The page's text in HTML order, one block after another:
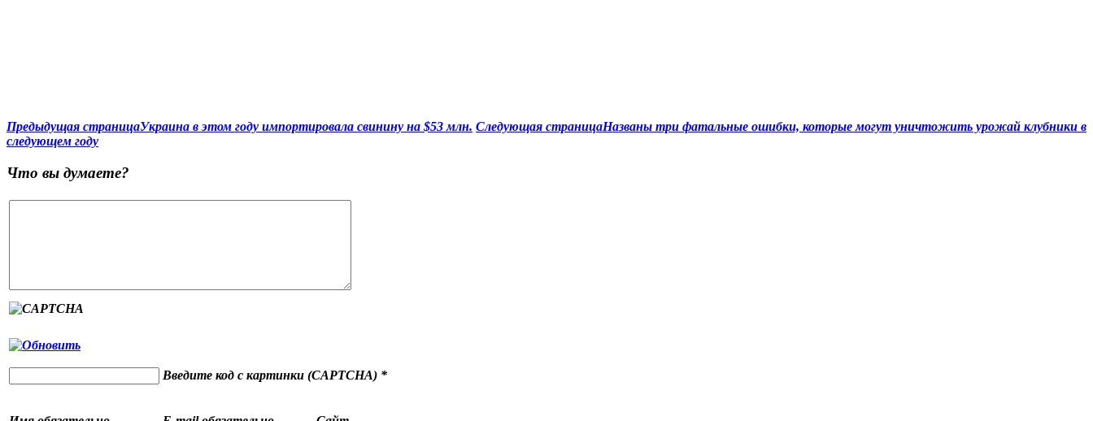
Предыдущая страницаУкраина в этом году импортировала свинину на $53 млн. Следующая страницаНазваны три фатальные ошибки, которые могут уничтожить урожай клубники в
следующем году
Что вы думаете?
Введите код с картинки (CAPTCHA) *